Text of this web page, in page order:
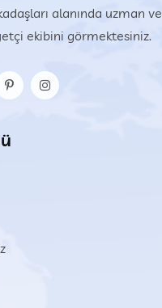
alanında uzman ve
ekibini görmektesiniz.